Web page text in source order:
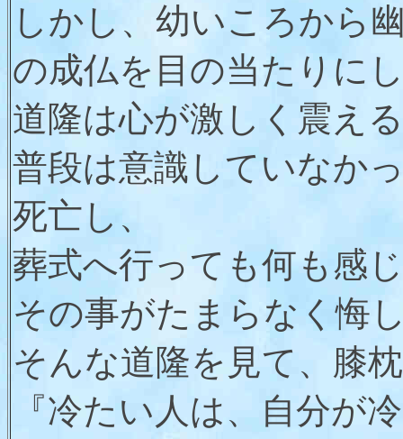
しかし、幼いころから
の成仏を目の当たりに
道隆は心が激しく震え
普段は意識していなか
死亡し、
葬式へ行っても何も感
その事がたまらなく悔
そんな道隆を見て、膝
『冷たい人は、自分が